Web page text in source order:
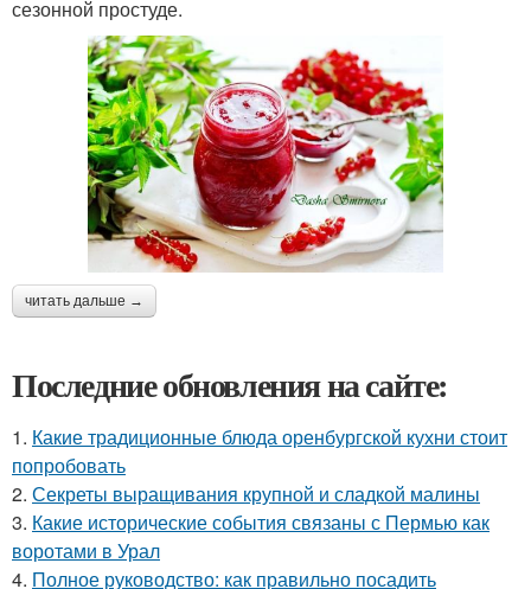
сезонной простуде.
читать дальше →
Последние обновления на сайте:
1. Какие традиционные блюда оренбургской кухни стоит
попробовать
2. Секреты выращивания крупной и сладкой малины
3. Какие исторические события связаны с Пермью как
воротами в Урал
4. Полное руководство: как правильно посадить